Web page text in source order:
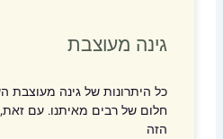
גינה מעוצבת
כל היתרונות של גינה מעוצבת
חלום של רבים מאיתנו. עם
הזה